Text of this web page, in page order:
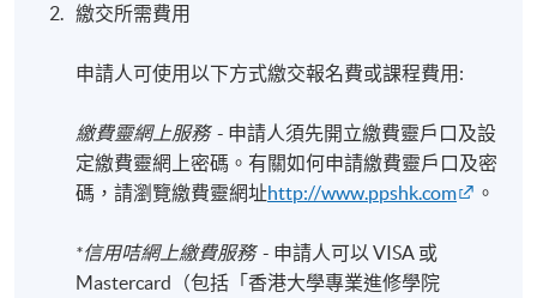
繳交所需費用
申請人可使用以下方式繳交報名費或課程費用:
繳費靈網上服務- 申請人須先開立繳費靈戶口及設
定繳費靈網上密碼。有關如何申請繳費靈戶口及密
碼，請瀏覽繳費靈網址http://www.ppshk.com 。
*信用咭網上繳費服務- 申請人可以 VISA 或
Mastercard（包括「香港大學專業進修學院